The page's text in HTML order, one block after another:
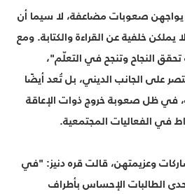
يواجهن صعوبات مضاعفة، لا سيما أن
يملكن خلفية عن القراءة والكتابة. ومع
النجاح وتنجح في التعلّم"،
على الجانب الديني، بل تُعد أيضًا
في ظل صعوبة خروج ذوات الإعاقة
في الفعاليات المجتمعية.
وعزيمتهن، قالت قره دنيز: "في
الطالبات الإحساس بأطراف